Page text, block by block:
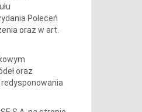
Poleceń
oraz w art.
oraz